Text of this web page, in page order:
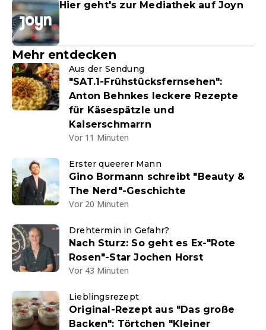
Hier geht's zur Mediathek auf Joyn
Mehr entdecken
Aus der Sendung
"SAT.1-Frühstücksfernsehen":
Anton Behnkes leckere Rezepte
für Käsespätzle und
Kaiserschmarrn
Vor 11 Minuten
Erster queerer Mann
Gino Bormann schreibt "Beauty &
The Nerd"-Geschichte
Vor 20 Minuten
Drehtermin in Gefahr?
Nach Sturz: So geht es Ex-"Rote
Rosen"-Star Jochen Horst
Vor 43 Minuten
Lieblingsrezept
Original-Rezept aus "Das große
Backen": Törtchen "Kleiner